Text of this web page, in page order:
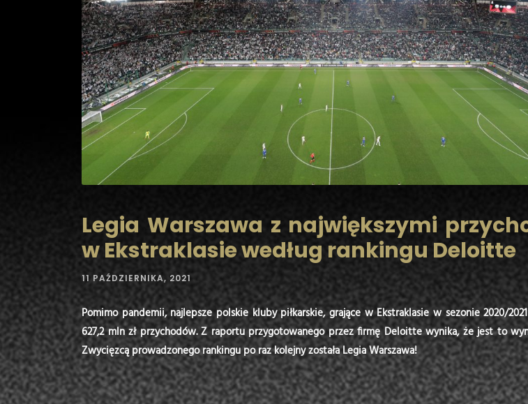
Legia Warszawa z największymi
w Ekstraklasie według rankingu Deloitte
11 PAŹDZIERNIKA, 2021
Pomimo pandemii, najlepsze polskie kluby piłkarskie, grające w Ekstraklasie w sezonie 2020/
627,2 mln zł przychodów. Z raportu przygotowanego przez firmę Deloitte wynika, że jest to
Zwycięzcą prowadzonego rankingu po raz kolejny została Legia Warszawa!